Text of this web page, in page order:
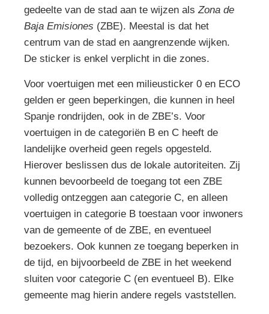
gedeelte van de stad aan te wijzen alsZona de
Baja Emisiones (ZBE). Meestal is dat het
centrum van de stad en aangrenzende wijken.
De sticker is enkel verplicht in die zones.
Voor voertuigen met een milieusticker 0 en ECO
gelden er geen beperkingen, die kunnen in heel
Spanje rondrijden, ook in de ZBE’s. Voor
voertuigen in de categoriën B en C heeft de
landelijke overheid geen regels opgesteld.
Hierover beslissen dus de lokale autoriteiten. Zij
kunnen bevoorbeeld de toegang tot een ZBE
volledig ontzeggen aan categorie C, en alleen
voertuigen in categorie B toestaan voor inwoners
van de gemeente of de ZBE, en eventueel
bezoekers. Ook kunnen ze toegang beperken in
de tijd, en bijvoorbeeld de ZBE in het weekend
sluiten voor categorie C (en eventueel B). Elke
gemeente mag hierin andere regels vaststellen.